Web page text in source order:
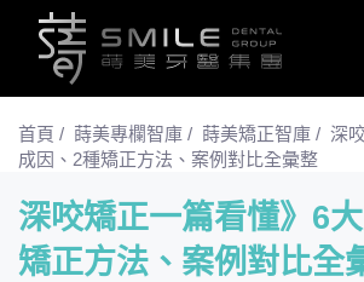
首頁 / 蒔美專欄智庫 / 蒔美矯正智庫 / 深
成因、2種矯正方法、案例對比全彙整
深咬矯正一篇看懂》6
矯正方法、案例對比全